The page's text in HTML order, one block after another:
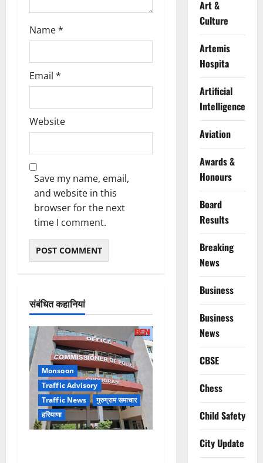
Name*
Email *
Website
Save my name, email,
and website in this
browser for the next
time I comment.
संबंधित कहानियां
Monsoon
Traffic Advisory
Traffic News
गुरुग्राम समाचार
हरियाणा
Art &
Culture
Artemis
Hospita
Artificial
Intelligence
Aviation
Awards &
Honours
Board
Results
Breaking
News
Business
Business
News
CBSE
Chess
Child Safety
City Update